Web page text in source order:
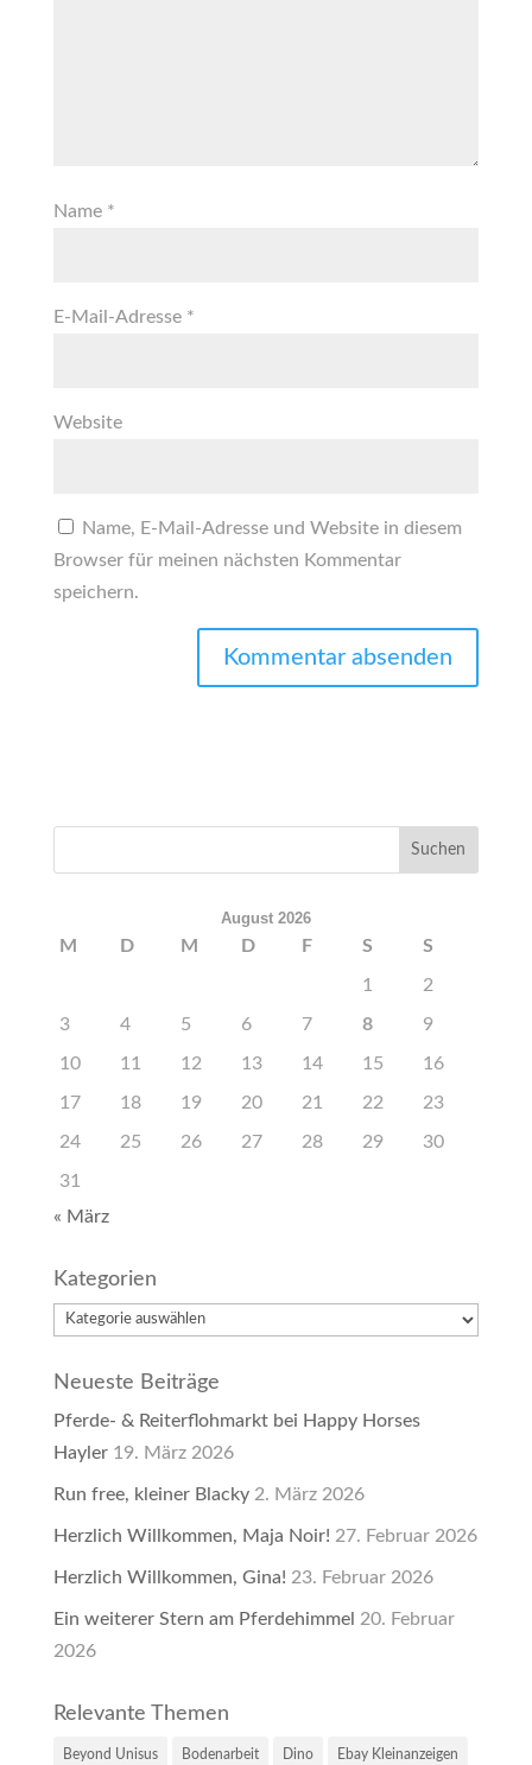
Name *
E-Mail-Adresse *
Website
Name, E-Mail-Adresse und Website in diesem
Browser für meinen nächsten Kommentar
speichern.
August 2026
M D M D F S S
1 2
3 4 5 6 7 8 9
10 11 12 13 14 15 16
17 18 19 20 21 22 23
24 25 26 27 28 29 30
31
« März
Kategorien
Kategorien
Neueste Beiträge
Pferde- & Reiterflohmarkt bei Happy Horses
Hayler 19. März 2026
Run free, kleiner Blacky 2. März 2026
Herzlich Willkommen, Maja Noir! 27. Februar 2026
Herzlich Willkommen, Gina! 23. Februar 2026
Ein weiterer Stern am Pferdehimmel 20. Februar
2026
Relevante Themen
Beyond Unisus Bodenarbeit Dino Ebay Kleinanzeigen